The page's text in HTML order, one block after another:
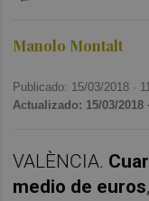
Manolo Montalt
Publicado: 15/03/2018 ·
Actualizado: 15/03/2018
VALÈNCIA.
medio de euros